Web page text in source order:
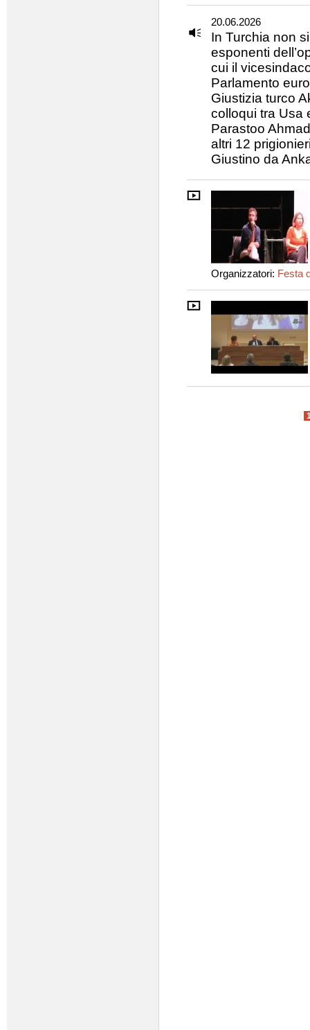
20.06.2026
In Turchia non
esponenti
cui il
Parlamento
Giustizia turco
colloqui tra Usa
Parastoo
altri 12
Giustino da
Organizzatori: Festa